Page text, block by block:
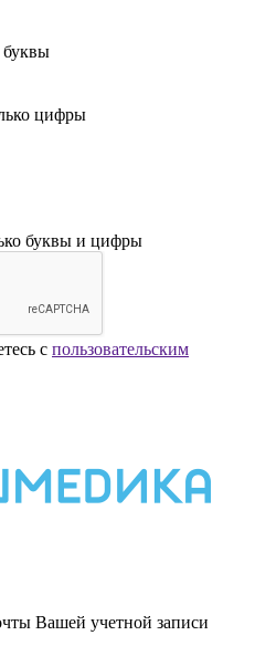
буквы
цифры
буквы и цифры
с пользовательским
Вашей учетной записи